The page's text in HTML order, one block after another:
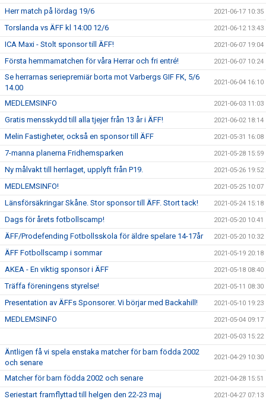
Herr match på lördag 19/6 2021-06-17 10:35
Torslanda vs ÄFF kl 14:00 12/6 2021-06-12 13:43
ICA Maxi - Stolt sponsor till ÄFF! 2021-06-07 19:04
Första hemmamatchen för våra Herrar och fri entré! 2021-06-07 10:24
Se herrarnas seriepremiär borta mot Varbergs GIF FK, 5/6
14.00
2021-06-04 16:10
MEDLEMSINFO 2021-06-03 11:03
Gratis mensskydd till alla tjejer från 13 år i ÄFF! 2021-06-02 18:14
Melin Fastigheter, också en sponsor till ÄFF 2021-05-31 16:08
7-manna planerna Fridhemsparken 2021-05-28 15:59
Ny målvakt till herrlaget, upplyft från P19. 2021-05-26 19:52
MEDLEMSINFO! 2021-05-25 10:07
Länsförsäkringar Skåne. Stor sponsor till ÄFF. Stort tack! 2021-05-24 15:18
Dags för årets fotbollscamp! 2021-05-20 10:41
ÄFF/Prodefending Fotbollsskola för äldre spelare 14-17år 2021-05-20 10:32
ÄFF Fotbollscamp i sommar 2021-05-19 20:18
AKEA - En viktig sponsor i ÄFF 2021-05-18 08:40
Träffa föreningens styrelse! 2021-05-11 08:30
Presentation av ÄFFs Sponsorer. Vi börjar med Backahill! 2021-05-10 19:23
MEDLEMSINFO 2021-05-04 09:17
2021-05-03 15:22
Äntligen få vi spela enstaka matcher för barn födda 2002
och senare
2021-04-29 10:30
Matcher för barn födda 2002 och senare 2021-04-28 15:51
Seriestart framflyttad till helgen den 22-23 maj 2021-04-27 07:13